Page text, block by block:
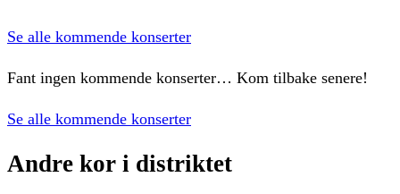
Se alle kommende konserter
Fant ingen kommende konserter… Kom tilbake senere!
Se alle kommende konserter
Andre kor i distriktet